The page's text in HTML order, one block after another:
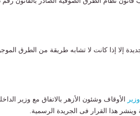
إلا إذا كانت لا تشابه طريقة من الطرق
وزير
الأوقاف وشئون الأزهر بالاتفاق مع وزير
هذا القرار فى الجريدة الرسمية.